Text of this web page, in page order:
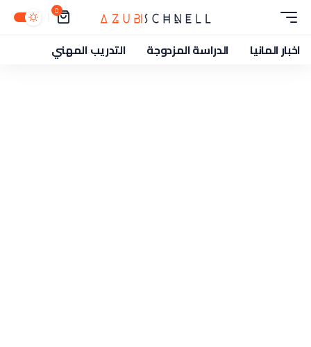
0
اخبار المانيا الدراسة المزدوجة التدريب المهني